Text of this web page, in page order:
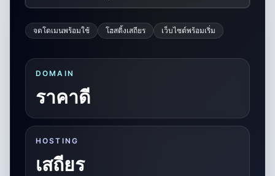
จดโดเมนพร้อมใช้ โฮสติ้งเสถียร เว็บไซต์พร้อมเริ่ม
DOMAIN
ราคาดี
HOSTING
เสถียร